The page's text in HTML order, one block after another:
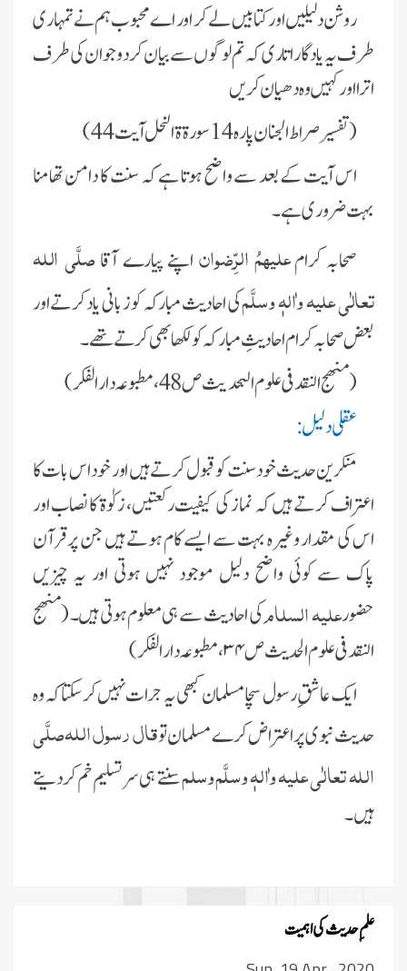
روشن دلیلیں اور کتابیں لے کر اور اے محبوب ہم نے تمہاری
طرف یہ یادگار اتاری کہ تم لوگوں سے بیان کردو جو ان کی طرف
اترا اور کہیں وہ دھیان کریں
(تفسیر صراط الجنان پارہ 14 سورةة النحل آیت 44)
اس آیت کے بعد سے واضح ہوتا ہے کہ سنت کا دامن تھامنا
بہت ضروری ہے۔
صحابہ کرامعلیہمُ الرِّضواناپنے پیارے آقاصلَّی اللہ
تعالٰی علیہ واٰلہٖ وسلَّمکی احادیث مبارکہ کو زبانی یاد کرتے اور
بعض صحابہ کرام احادیثِ مبارکہ کو لکھا بھی کرتے تھے۔
(منھج النقد فی علوم البحدیثص 48 ، مطبوعہ دارالفکر)
عقلی دلیل:
منکرین حدیث خود سنت کو قبول کرتے ہیں اور خود اس بات کا
اعتراف کرتے ہیں کہ نماز کی کیفیت رکعتیں، زکوٰة کا نصاب اور
اس کی مقدار وغیرہ بہت سے ایسے کام ہوتے ہیں جن پر قرآن
پاک سے کوئی واضح دلیل موجود نہیں ہوتی اور یہ چیزیں
حضورعلیہ السلامکی احادیث سے ہی معلوم ہوتی ہیں۔ ( منھج
النقد فی علوم الحدیثص ۳۴، مطبوعہ دارالفکر)
ایک عاشقِ رسول سچا مسلمان کبھی یہ جرات نہیں کرسکتا کہ وہ
حدیث نبوی پر اعتراض کرے مسلمان توقال رسول اللہصلَّی
اللہ تعالٰی علیہ واٰلہٖ وسلَّموسلمسنتے ہی سر تسلیم خم کردیتے
ہیں۔
علمِ حديث کی اہمیت